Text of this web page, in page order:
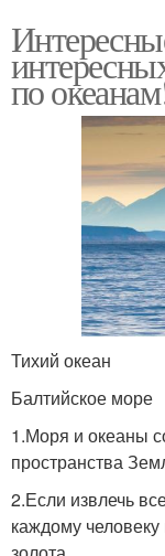
по
Тихий океан
Балтийское море
1.Моря и океаны
пространства
2.Если извлечь
каждому